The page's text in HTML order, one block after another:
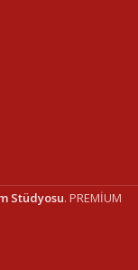
Stüdyosu. PREMİUM